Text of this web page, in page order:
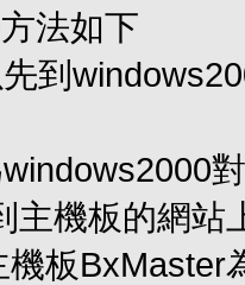
法如下
到
主機板的網站
機板BxMaster